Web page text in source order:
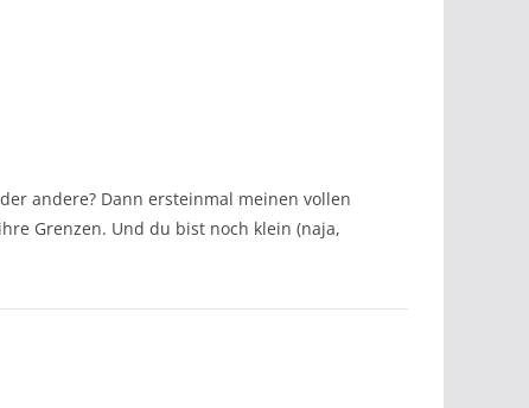
andere? Dann ersteinmal meinen vollen
Grenzen. Und du bist noch klein (naja,